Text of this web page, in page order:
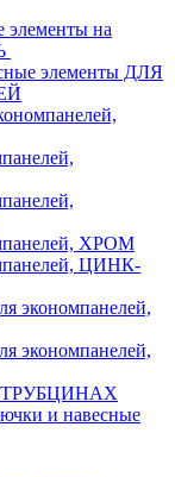
элементы на
элементы ДЛЯ
ХРОМ
ЦИНК-
экономпанелей,
экономпанелей,
СТРУБЦИНАХ
и навесные